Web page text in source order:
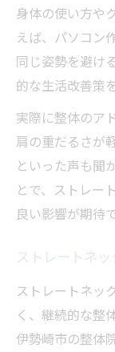
身体の使い方や
えば、パソコン
同じ姿勢を避け
的な生活改善策
実際に整体のア
肩の重だるさが
といった声も聞
とで、ストレー
良い影響が期待
ストレートネ
ストレートネッ
く、継続的な整
伊勢崎市の整体